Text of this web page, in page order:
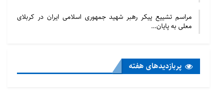
مراسم تشییع پیکر رهبر شهید جمهوری اسلامی ایران در کربلای
معلی به پایان…
پربازدید‌های هفته